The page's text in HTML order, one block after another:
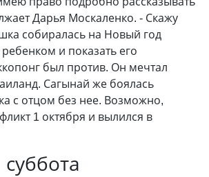
Дарья Москаленко. - Скажу
собиралась на Новый год
и показать его
был против. Он мечтал
Сагынай же боялась
с отцом без нее. Возможно,
1 октября и вылился в